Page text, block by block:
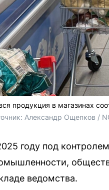
продукция в магазинах
Александр Ощепков /
году под
ведомства.